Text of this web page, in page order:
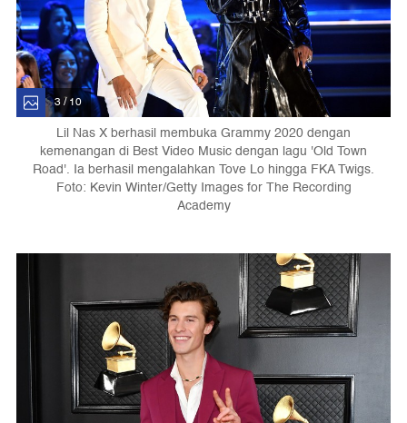
3 / 10
Lil Nas X berhasil membuka Grammy 2020 dengan
kemenangan di Best Video Music dengan lagu 'Old Town
Road'. Ia berhasil mengalahkan Tove Lo hingga FKA Twigs.
Foto: Kevin Winter/Getty Images for The Recording
Academy